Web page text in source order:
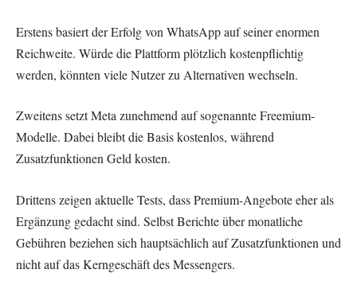
Erstens basiert der Erfolg von WhatsApp auf seiner enormen
Reichweite. Würde die Plattform plötzlich kostenpflichtig
werden, könnten viele Nutzer zu Alternativen wechseln.
Zweitens setzt Meta zunehmend auf sogenannte Freemium-
Modelle. Dabei bleibt die Basis kostenlos, während
Zusatzfunktionen Geld kosten.
Drittens zeigen aktuelle Tests, dass Premium-Angebote eher als
Ergänzung gedacht sind. Selbst Berichte über monatliche
Gebühren beziehen sich hauptsächlich auf Zusatzfunktionen und
nicht auf das Kerngeschäft des Messengers.